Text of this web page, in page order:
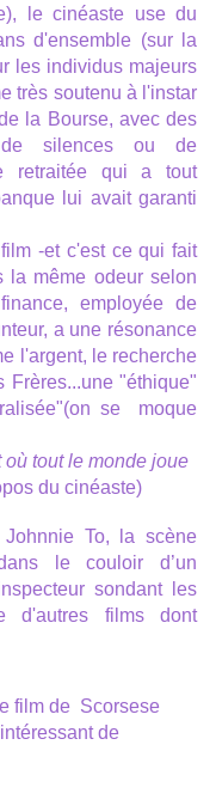
le cinéaste use du
d'ensemble (sur la
les individus majeurs
très soutenu à l'instar
la Bourse, avec des
silences ou de
retraitée qui a tout
lui avait garanti
-et c'est ce qui fait
la même odeur selon
employée de
a une résonance
l'argent, le recherche
"éthique"
se moque
tout le monde joue
du cinéaste)
To, la scène
le couloir d’un
sondant les
d'autres films dont
film de Scorsese
intéressant de